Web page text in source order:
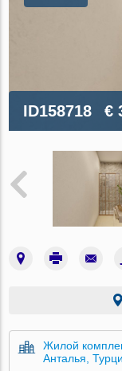
ID158718 €
Жилой
Анталья,